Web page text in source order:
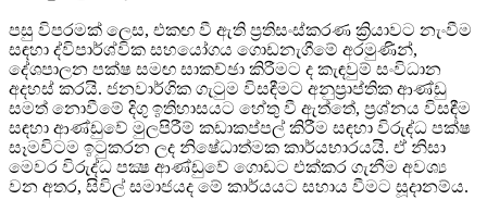
පසු විපරමක් ලෙස, එකඟ වී ඇති ප්‍රතිසංස්කරණ ක්‍රියාවට නැංවීම
සඳහා ද්විපාර්ශ්වික සහයෝගය ගොඩනැගීමේ අරමුණින්,
දේශපාලන පක්ෂ සමඟ සාකච්ඡා කිරීමට ද කැඳවුම් සංවිධාන
අදහස් කරයි. ජනවාර්ගික ගැටුම විසඳීමට අනුප්‍රාප්තික ආණ්ඩු
සමත් නොවීමේ දිගු ඉතිහාසයට හේතු වී ඇත්තේ, ප්‍රශ්නය විසඳීම
සඳහා ආණ්ඩුවේ මුලපිරීම් කඩාකප්පල් කිරීම සඳහා විරුද්ධ පක්ෂ
සෑමවිටම ඉටුකරන ලද නිෂේධාත්මක කාර්යභාරයයි. ඒ නිසා
මෙවර විරුද්ධ පක්‍ෂ ආණ්ඩුවේ ගොඩට එක්කර ගැනීම අවශ්‍ය
වන අතර, සිවිල් සමාජයද මේ කාර්යයට සහාය වීමට සූදානම්ය.